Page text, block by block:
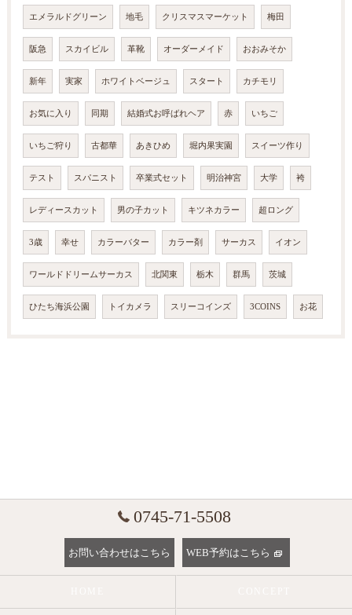
エメラルドグリーン 地毛 クリスマスマーケット 梅田
阪急 スカイビル 革靴 オーダーメイド おおみそか
新年 実家 ホワイトベージュ スタート カチモリ
お気に入り 同期 結婚式お呼ばれヘア 赤 いちご
いちご狩り 古都華 あきひめ 堀内果実園 スイーツ作り
テスト スパニスト 卒業式セット 明治神宮 大学 袴
レディースカット 男の子カット キツネカラー 超ロング
3歳 幸せ カラーバター カラー剤 サーカス イオン
ワールドドリームサーカス 北関東 栃木 群馬 茨城
ひたち海浜公園 トイカメラ スリーコインズ 3COINS お花
0745-71-5508
お問い合わせはこちら WEB予約はこちら